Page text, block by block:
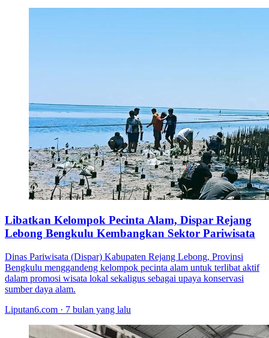
Libatkan Kelompok Pecinta Alam, Dispar Rejang
Lebong Bengkulu Kembangkan Sektor Pariwisata
Dinas Pariwisata (Dispar) Kabupaten Rejang Lebong, Provinsi
Bengkulu menggandeng kelompok pecinta alam untuk terlibat aktif
dalam promosi wisata lokal sekaligus sebagai upaya konservasi
sumber daya alam.
Liputan6.com · 7 bulan yang lalu